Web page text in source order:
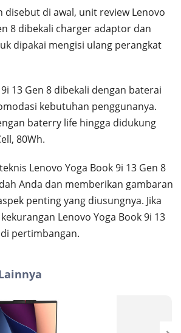
disebut di awal, unit review Lenovo
8 dibekali charger adaptor dan
dipakai mengisi ulang perangkat
13 Gen 8 dibekali dengan baterai
kebutuhan penggunanya.
baterry life hingga didukung
80Wh.
Lenovo Yoga Book 9i 13 Gen 8
Anda dan memberikan gambaran
penting yang diusungnya. Jika
Lenovo Yoga Book 9i 13
pertimbangan.